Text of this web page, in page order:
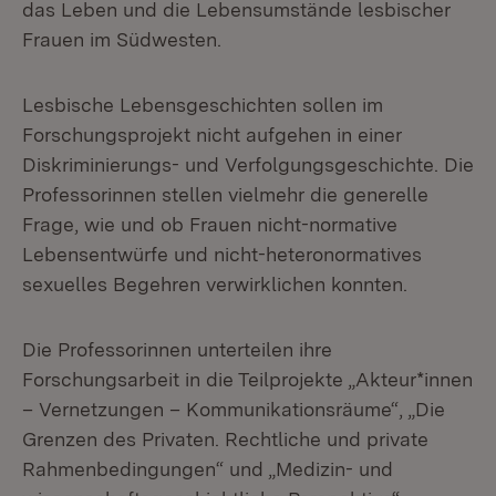
das Leben und die Lebensumstände lesbischer
Frauen im Südwesten.
Lesbische Lebensgeschichten sollen im
Forschungsprojekt nicht aufgehen in einer
Diskriminierungs- und Verfolgungsgeschichte. Die
Professorinnen stellen vielmehr die generelle
Frage, wie und ob Frauen nicht-normative
Lebensentwürfe und nicht-heteronormatives
sexuelles Begehren verwirklichen konnten.
Die Professorinnen unterteilen ihre
Forschungsarbeit in die Teilprojekte „Akteur*innen
– Vernetzungen – Kommunikationsräume“, „Die
Grenzen des Privaten. Rechtliche und private
Rahmenbedingungen“ und „Medizin- und